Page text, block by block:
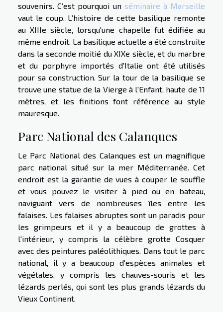
souvenirs. C’est pourquoi un séminaire à Marseille
vaut le coup. L’histoire de cette basilique remonte
au XIIIe siècle, lorsqu'une chapelle fut édifiée au
même endroit. La basilique actuelle a été construite
dans la seconde moitié du XIXe siècle, et du marbre
et du porphyre importés d'Italie ont été utilisés
pour sa construction. Sur la tour de la basilique se
trouve une statue de la Vierge à l'Enfant, haute de 11
mètres, et les finitions font référence au style
mauresque.
Parc National des Calanques
Le Parc National des Calanques est un magnifique
parc national situé sur la mer Méditerranée. Cet
endroit est la garantie de vues à couper le souffle
et vous pouvez le visiter à pied ou en bateau,
naviguant vers de nombreuses îles entre les
falaises. Les falaises abruptes sont un paradis pour
les grimpeurs et il y a beaucoup de grottes à
l'intérieur, y compris la célèbre grotte Cosquer
avec des peintures paléolithiques. Dans tout le parc
national, il y a beaucoup d'espèces animales et
végétales, y compris les chauves-souris et les
lézards perlés, qui sont les plus grands lézards du
Vieux Continent.